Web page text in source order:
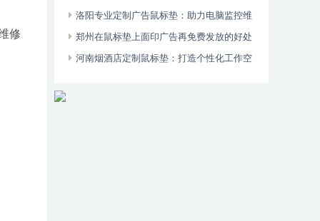
修
洛阳专业定制广告鼠标垫：助力电脑监控维
修店宣传业务
郑州在鼠标垫上面印广告再免费发放的好处
河南烟酒店定制鼠标垫：打造个性化工作空